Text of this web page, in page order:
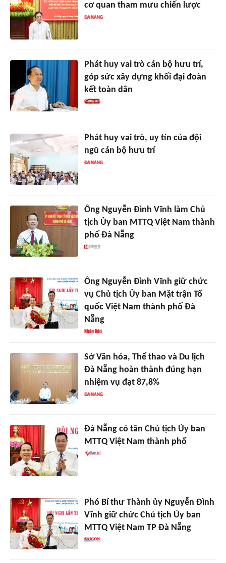
cơ quan tham mưu chiến lược
Phát huy vai trò cán bộ hưu trí,
góp sức xây dựng khối đại đoàn
kết toàn dân
Phát huy vai trò, uy tín của đội
ngũ cán bộ hưu trí
Ông Nguyễn Đình Vĩnh làm Chủ
tịch Ủy ban MTTQ Việt Nam thành
phố Đà Nẵng
Ông Nguyễn Đình Vĩnh giữ chức
vụ Chủ tịch Ủy ban Mặt trận Tổ
quốc Việt Nam thành phố Đà
Nẵng
Sở Văn hóa, Thể thao và Du lịch
Đà Nẵng hoàn thành đúng hạn
nhiệm vụ đạt 87,8%
Đà Nẵng có tân Chủ tịch Ủy ban
MTTQ Việt Nam thành phố
Phó Bí thư Thành ủy Nguyễn Đình
Vĩnh giữ chức Chủ tịch Ủy ban
MTTQ Việt Nam TP Đà Nẵng